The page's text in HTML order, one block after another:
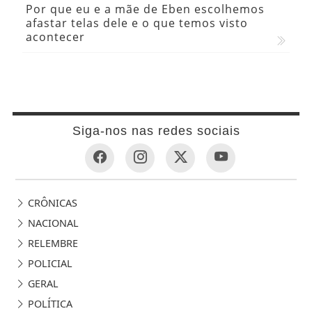
Por que eu e a mãe de Eben escolhemos
afastar telas dele e o que temos visto
acontecer
Siga-nos nas redes sociais
CRÔNICAS
NACIONAL
RELEMBRE
POLICIAL
GERAL
POLÍTICA